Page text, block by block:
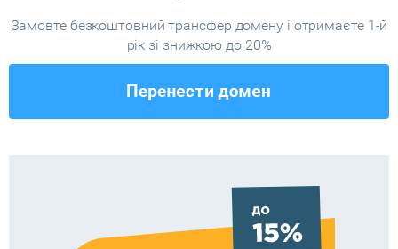
Замовте безкоштовний трансфер домену і отримаєте 1-й
рік зі знижкою до 20%